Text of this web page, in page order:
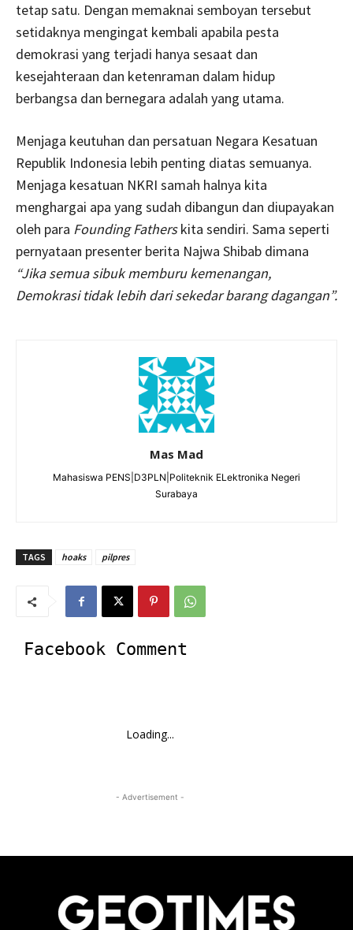
tetap satu. Dengan memaknai semboyan tersebut
setidaknya mengingat kembali apabila pesta
demokrasi yang terjadi hanya sesaat dan
kesejahteraan dan ketenraman dalam hidup
berbangsa dan bernegara adalah yang utama.
Menjaga keutuhan dan persatuan Negara Kesatuan
Republik Indonesia lebih penting diatas semuanya.
Menjaga kesatuan NKRI samah halnya kita
menghargai apa yang sudah dibangun dan diupayakan
oleh para Founding Fatherskita sendiri. Sama seperti
pernyataan presenter berita Najwa Shibab dimana
“Jika semua sibuk memburu kemenangan,
Demokrasi tidak lebih dari sekedar barang dagangan”.
Mas Mad
Mahasiswa PENS|D3PLN|Politeknik ELektronika Negeri
Surabaya
TAGS hoaks pilpres
Facebook Comment
Loading...
- Advertisement -